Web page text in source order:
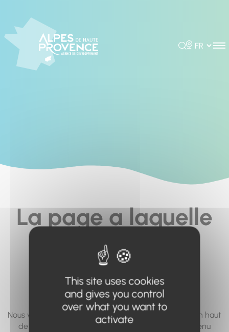
Rechercher
Choisir la
La page a laquelle
vous cherchez à
accéder n'existe
pas... ou plus.
Nous vous invitons à utiliser le moteur de recherche en haut
de page, ou à utiliser le menu pour trouver le contenu
This site uses cookies
and gives you control
over what you want to
activate